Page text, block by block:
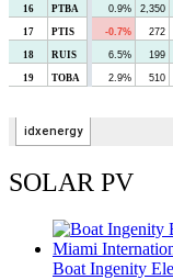
SOLAR PV
Boat Ingenity